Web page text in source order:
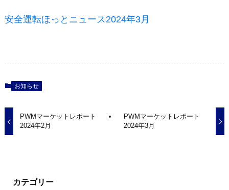
安全運転ほっとニュース2024年3月
お知らせ
PWMマーケットレポート
2024年2月
PWMマーケットレポート
2024年3月
カテゴリー